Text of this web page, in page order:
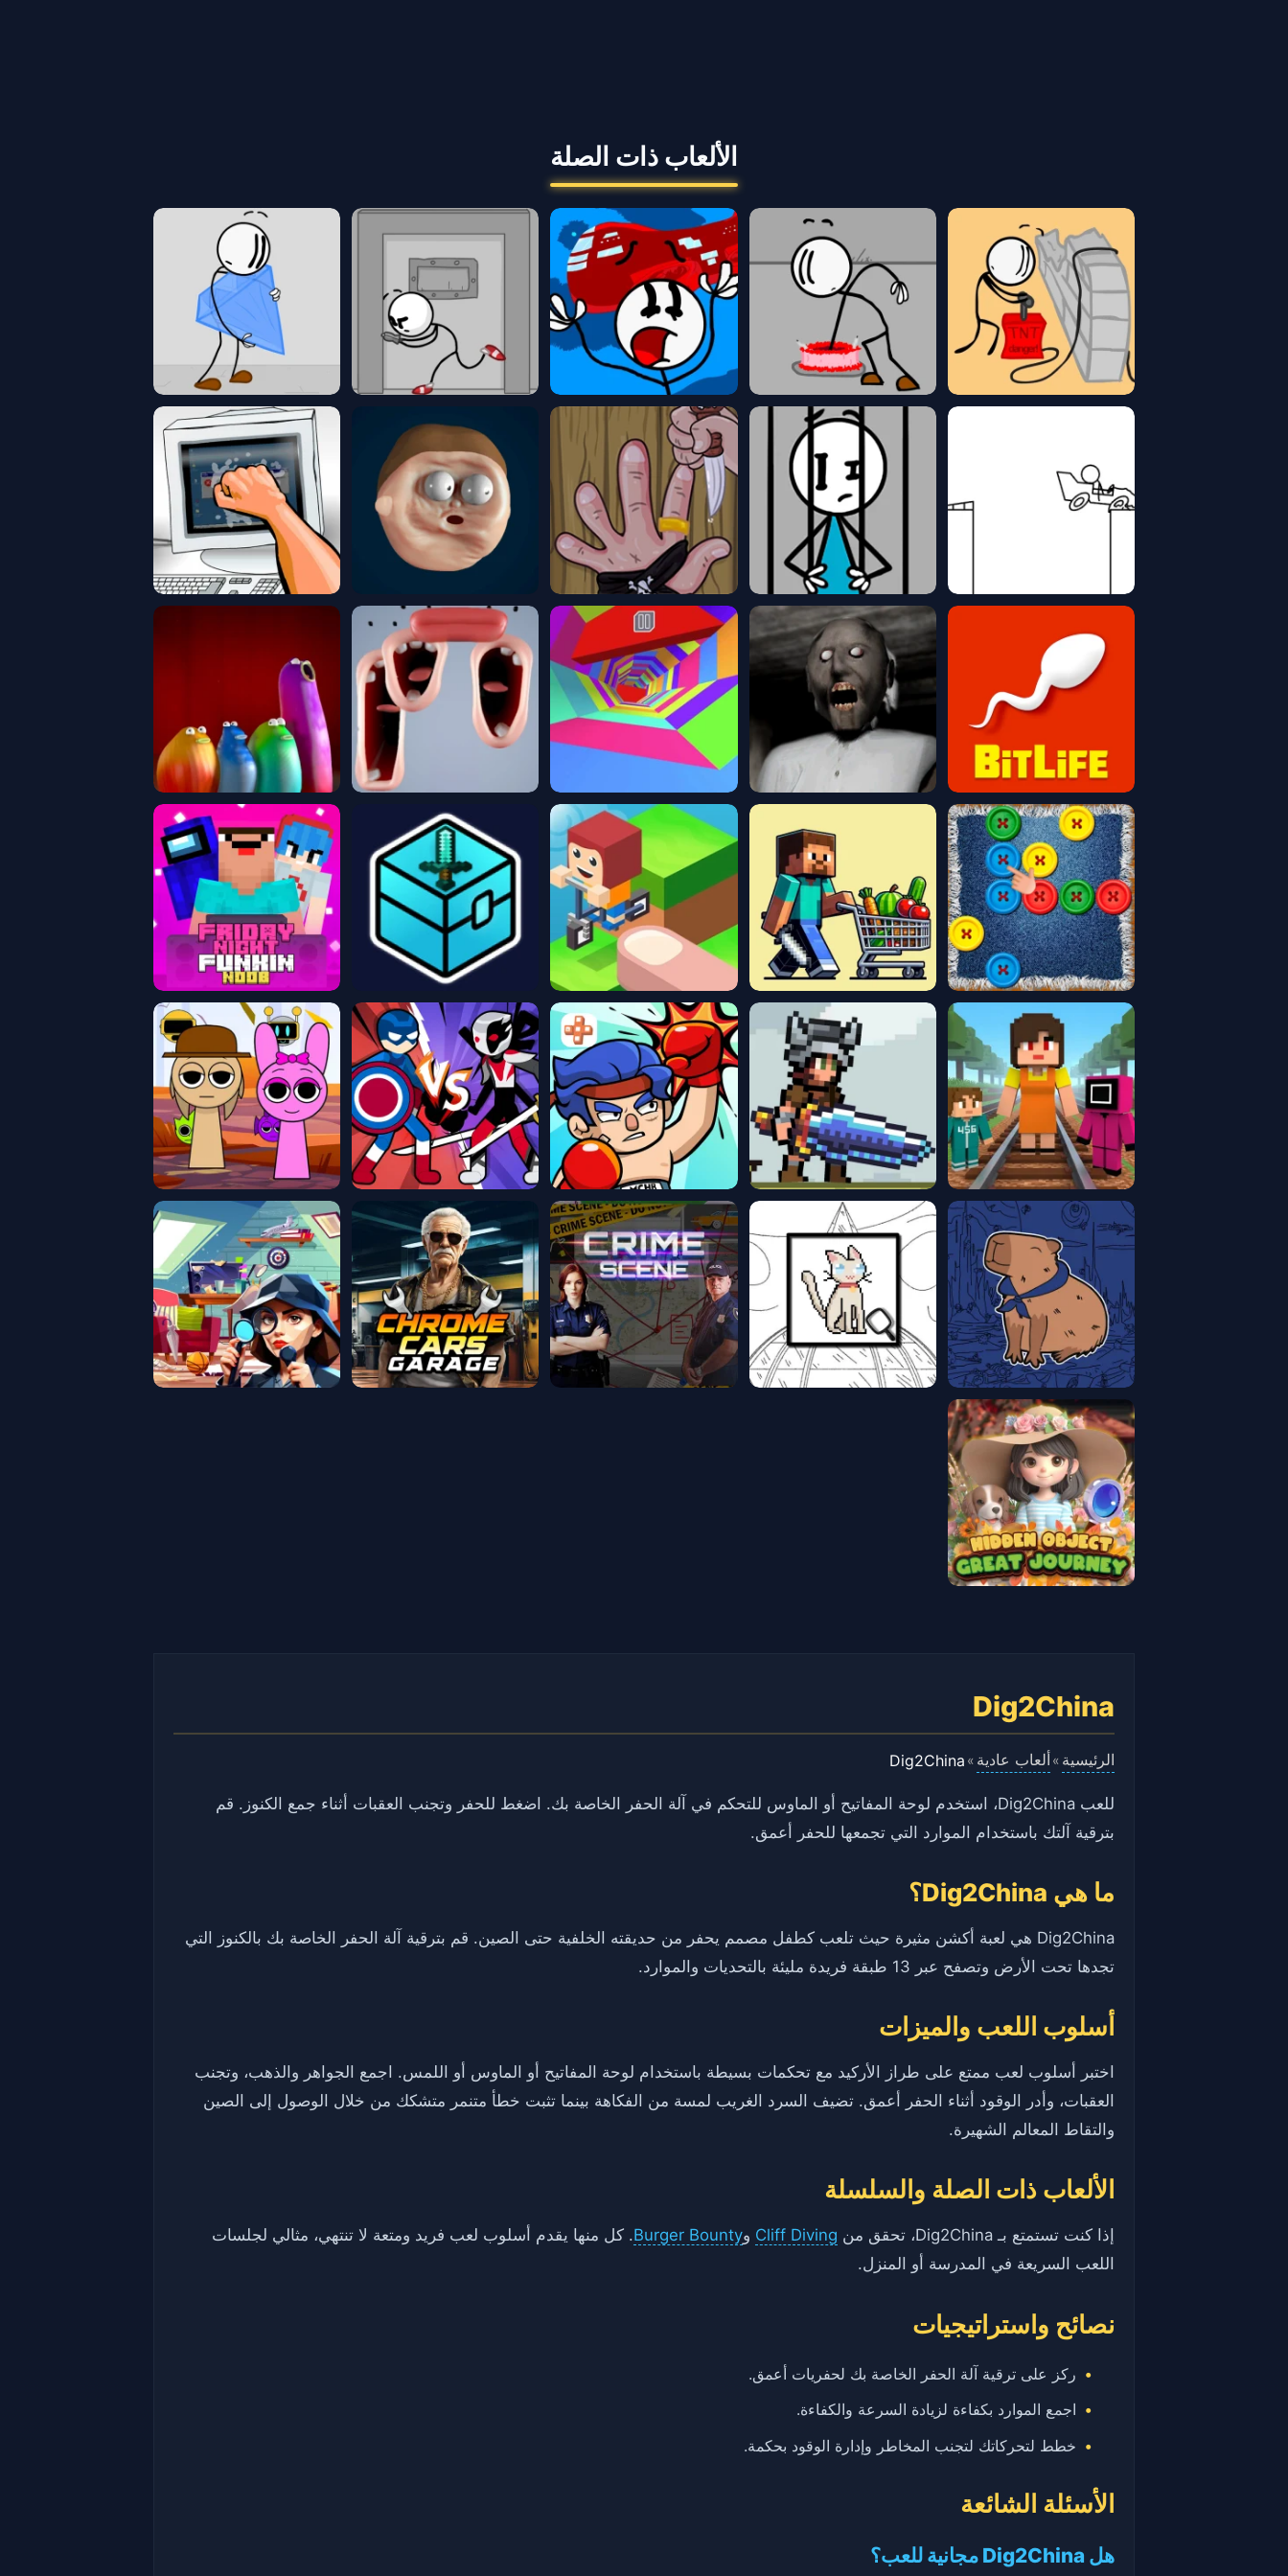
Dig2China
الرئيسية » ألعاب عادية »
Dig2China
للعب Dig2China، استخدم لوحة المفاتيح أو الماوس للتحكم في آلة الحفر الخاصة بك. اضغط للحفر وتجنب العقبات أثناء جمع الكنوز. قم
بترقية آلتك باستخدام الموارد التي تجمعها للحفر أعمق.
ما هي Dig2China؟
Dig2China هي لعبة أكشن مثيرة حيث تلعب كطفل مصمم يحفر من حديقته الخلفية حتى الصين. قم بترقية آلة الحفر الخاصة بك بالكنوز التي
تجدها تحت الأرض وتصفح عبر 13 طبقة فريدة مليئة بالتحديات والموارد.
أسلوب اللعب والميزات
اختبر أسلوب لعب ممتع على طراز الأركيد مع تحكمات بسيطة باستخدام لوحة المفاتيح أو الماوس أو اللمس. اجمع الجواهر والذهب، وتجنب
العقبات، وأدر الوقود أثناء الحفر أعمق. تضيف السرد الغريب لمسة من الفكاهة بينما تثبت خطأ متنمر متشكك من خلال الوصول إلى الصين
والتقاط المعالم الشهيرة.
الألعاب ذات الصلة والسلسلة
إذا كنت تستمتع بـ Dig2China، تحقق من Cliff Diving وBurger Bounty. كل منها يقدم أسلوب لعب فريد ومتعة لا تنتهي، مثالي لجلسات
اللعب السريعة في المدرسة أو المنزل.
نصائح واستراتيجيات
ركز على ترقية آلة الحفر الخاصة بك لحفريات أعمق.
اجمع الموارد بكفاءة لزيادة السرعة والكفاءة.
خطط لتحركاتك لتجنب المخاطر وإدارة الوقود بحكمة.
الأسئلة الشائعة
هل Dig2China مجانية للعب؟
الألعاب ذات الصلة